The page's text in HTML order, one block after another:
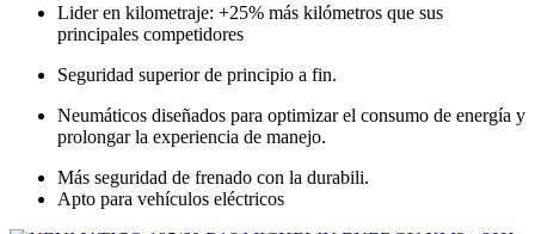
Lider en kilometraje: +25% más kilómetros que sus
principales competidores
Seguridad superior de principio a fin.
Neumáticos diseñados para optimizar el consumo de energía y
prolongar la experiencia de manejo.
Más seguridad de frenado con la durabili.
Apto para vehículos eléctricos